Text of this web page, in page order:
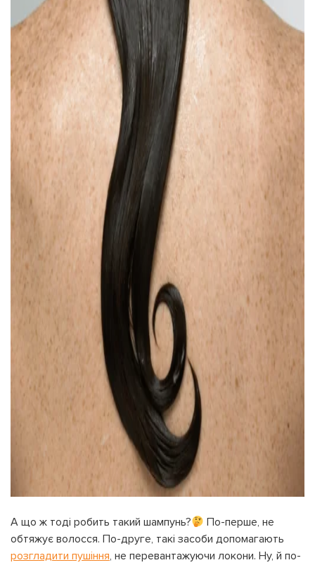
А що ж тоді робить такий шампунь?
По-перше, не
обтяжує волосся. По-друге, такі засоби допомагають
розгладити пушіння, не перевантажуючи локони. Ну, й по-